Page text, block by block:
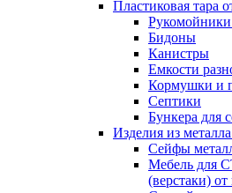
Пластиковая тара
Бидоны
Канистры
Емкости
Кормушки и
Септики
Бункера для
Изделия из
Сейфы
Мебель для
(верстаки)